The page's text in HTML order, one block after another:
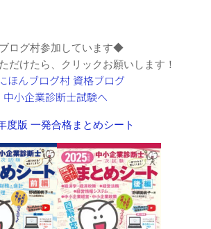
ログ村参加しています◆
だけたら、クリックお願いします！
度版 一発合格まとめシート